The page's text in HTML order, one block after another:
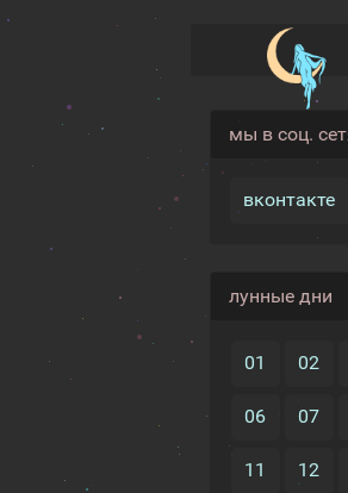
мы в соц.
вконтакте
лунные дни
01 02
06 07
11 12